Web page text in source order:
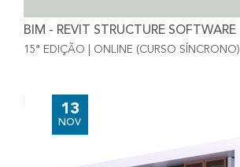
BIM - REVIT STRUCTURE SOFTWARE
15ª EDIÇÃO | ONLINE (CURSO SÍNCRONO)
13
NOV